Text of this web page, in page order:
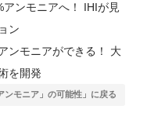
ンモニアへ！ IHIが見
ン
ンモニアができる！ 大
を開発
ンモニア」の可能性」に戻る